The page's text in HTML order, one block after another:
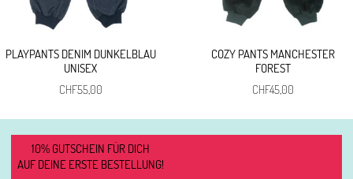
PLAYPANTS DENIM DUNKELBLAU
UNISEX
CHF55,00
COZY PANTS MANCHESTER
FOREST
CHF45,00
10% GUTSCHEIN FÜR DICH
AUF DEINE ERSTE BESTELLUNG!